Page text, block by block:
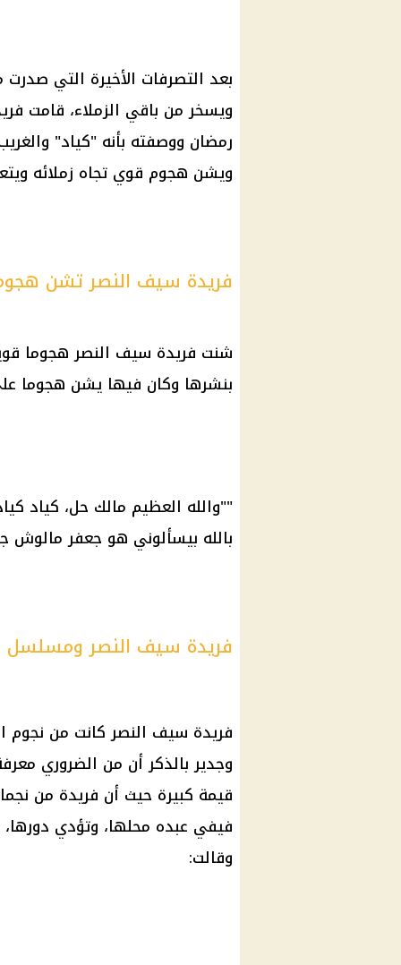
بعد التصرفات الأخيرة التي
ويسخر من باقي الزملاء، قامت
رمضان ووصفته بأنه "كياد"
ويشن هجوم قوي تجاه زملائه
فريدة سيف النصر تشن
شنت فريدة سيف النصر هجوما
بنشرها وكان فيها يشن هجوما
""والله العظيم مالك حل، كياد
بالله بيسألوني هو جعفر مالوش
فريدة سيف النصر ومسلسل
فريدة سيف النصر كانت من نجوم
وجدير بالذكر أن من الضروري
قيمة كبيرة حيث أن فريدة من
فيفي عبده محلها، وتؤدي
وقالت: